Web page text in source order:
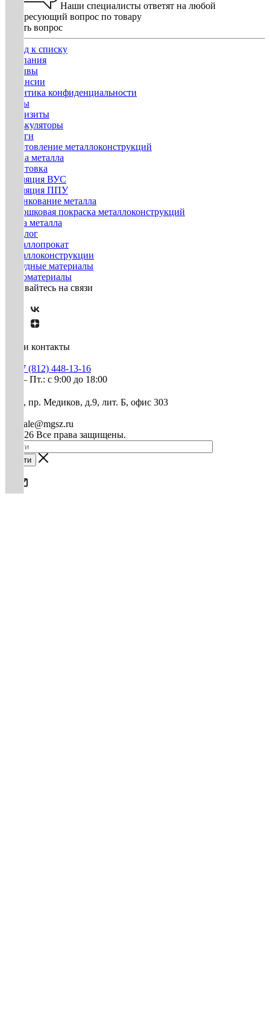
Наши специалисты ответят на любой
интересующий вопрос по товару
Задать вопрос
Назад к списку
Компания
Отзывы
Вакансии
Политика конфиденциальности
Госты
Реквизиты
Калькуляторы
Услуги
Изготовление металлоконструкций
Гибка металла
Грунтовка
Изоляция ВУС
Изоляция ППУ
Оцинкование металла
Порошковая покраска металлоконструкций
Резка металла
Каталог
Металлопрокат
Металлоконструкции
Нерудные материалы
Пиломатериалы
Оставайтесь на связи
Наши контакты
+7 (812) 448-13-16
Пн. – Пт.: с 9:00 до 18:00
СПб, пр. Медиков, д.9, лит. Б, офис 303
mg-sale@mgsz.ru
© 2026 Все права защищены.
Найти